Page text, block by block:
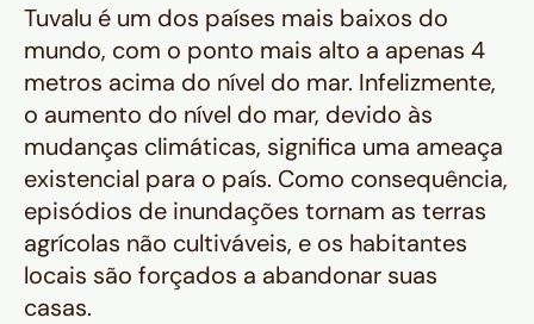
Tuvalu é um dos países mais baixos do
mundo, com o ponto mais alto a apenas 4
metros acima do nível do mar. Infelizmente,
o aumento do nível do mar, devido às
mudanças climáticas, significa uma ameaça
existencial para o país. Como consequência,
episódios de inundações tornam as terras
agrícolas não cultiváveis, e os habitantes
locais são forçados a abandonar suas
casas.